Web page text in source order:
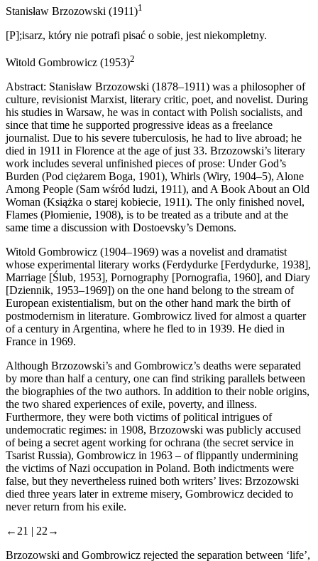
Stanisław Brzozowski (1911)1
[P];isarz, który nie potrafi pisać o sobie, jest niekompletny.
Witold Gombrowicz (1953)2
Abstract: Stanisław Brzozowski (1878–1911) was a philosopher of
culture, revisionist Marxist, literary critic, poet, and novelist. During
his studies in Warsaw, he was in contact with Polish socialists, and
since that time he supported progressive ideas as a freelance
journalist. Due to his severe tuberculosis, he had to live abroad; he
died in 1911 in Florence at the age of just 33. Brzozowski’s literary
work includes several unfinished pieces of prose: Under God’s
Burden (Pod ciężarem Boga, 1901), Whirls (Wiry, 1904–5), Alone
Among People (Sam wśród ludzi, 1911), andA Book About an Old
Woman (Książka o starej kobiecie, 1911). The only finished novel,
Flames (Płomienie, 1908), is to be treated as a tribute and at the
same time a discussion with Dostoevsky’s Demons.
Witold Gombrowicz (1904–1969) was a novelist and dramatist
whose experimental literary works (Ferdydurke [Ferdydurke, 1938],
Marriage [Ślub, 1953], Pornography [Pornografia, 1960], and Diary
[Dziennik, 1953–1969]) on the one hand belong to the stream of
European existentialism, but on the other hand mark the birth of
postmodernism in literature. Gombrowicz lived for almost a quarter
of a century in Argentina, where he fled to in 1939. He died in
France in 1969.
Although Brzozowski’s and Gombrowicz’s deaths were separated
by more than half a century, one can find striking parallels between
the biographies of the two authors. In addition to their noble origins,
the two shared experiences of exile, poverty, and illness.
Furthermore, they were both victims of political intrigues of
undemocratic regimes: in 1908, Brzozowski was publicly accused
of being a secret agent working forochrana (the secret service in
Tsarist Russia), Gombrowicz in 1963 – of flippantly undermining
the victims of Nazi occupation in Poland. Both indictments were
false, but they nevertheless ruined both writers’ lives: Brzozowski
died three years later in extreme misery, Gombrowicz decided to
never return from his exile.
←21 | 22→
Brzozowski and Gombrowicz rejected the separation between ‘life’,